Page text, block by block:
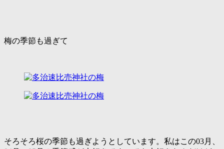
梅の季節も過ぎて
そろそろ桜の季節も過ぎようとしています。私はこの03月、